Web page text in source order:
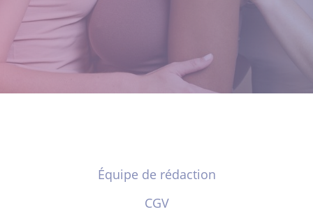
Équipe de rédaction
CGV